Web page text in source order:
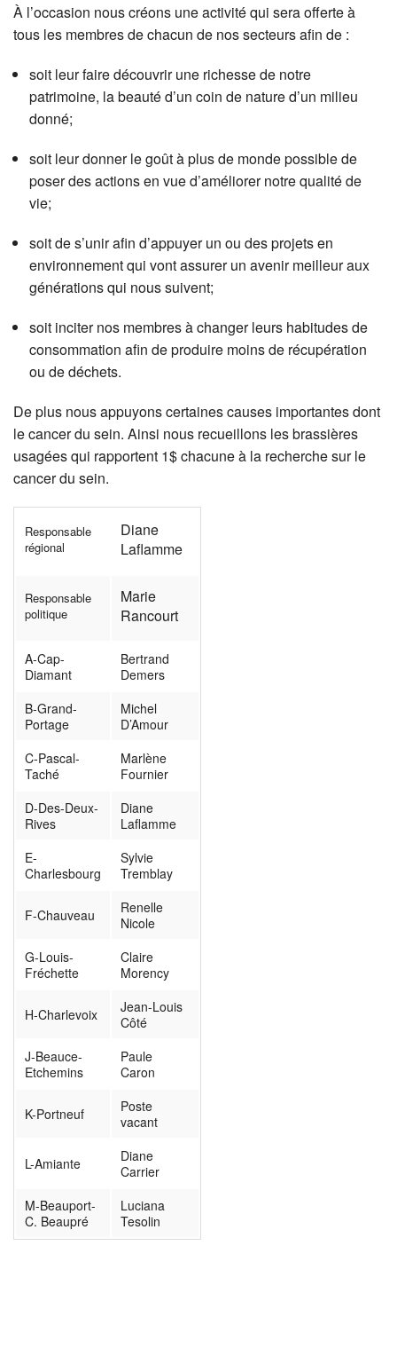
À l’occasion nous créons une activité qui sera offerte à
tous les membres de chacun de nos secteurs afin de :
soit leur faire découvrir une richesse de notre
patrimoine, la beauté d’un coin de nature d’un milieu
donné;
soit leur donner le goût à plus de monde possible de
poser des actions en vue d’améliorer notre qualité de
vie;
soit de s’unir afin d’appuyer un ou des projets en
environnement qui vont assurer un avenir meilleur aux
générations qui nous suivent;
soit inciter nos membres à changer leurs habitudes de
consommation afin de produire moins de récupération
ou de déchets.
De plus nous appuyons certaines causes importantes dont
le cancer du sein. Ainsi nous recueillons les brassières
usagées qui rapportent 1$ chacune à la recherche sur le
cancer du sein.
Responsable
régional
Diane
Laflamme
Responsable
politique
Marie
Rancourt
A-Cap-
Diamant
Bertrand
Demers
B-Grand-
Portage
Michel
D’Amour
C-Pascal-
Taché
Marlène
Fournier
D-Des-Deux-
Rives
Diane
Laflamme
E-
Charlesbourg
Sylvie
Tremblay
F-Chauveau
Renelle
Nicole
G-Louis-
Fréchette
Claire
Morency
H-Charlevoix
Jean-Louis
Côté
J-Beauce-
Etchemins
Paule
Caron
K-Portneuf
Poste
vacant
L-Amiante
Diane
Carrier
M-Beauport-
C. Beaupré
Luciana
Tesolin